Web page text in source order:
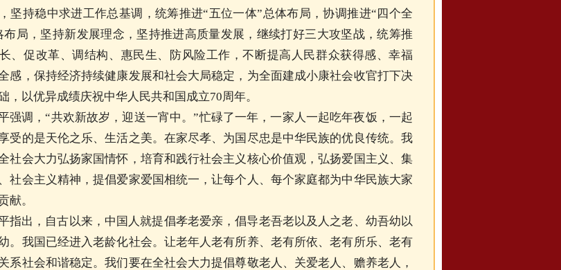
坚持稳中求进工作总基调，统筹推进“五位一体”总体布局，协调推进“四个全
布局，坚持新发展理念，坚持推进高质量发展，继续打好三大攻坚战，统筹推
、促改革、调结构、惠民生、防风险工作，不断提高人民群众获得感、幸福
感，保持经济持续健康发展和社会大局稳定，为全面建成小康社会收官打下决
，以优异成绩庆祝中华人民共和国成立70周年。
强调，“共欢新故岁，迎送一宵中。”忙碌了一年，一家人一起吃年夜饭，一起
受的是天伦之乐、生活之美。在家尽孝、为国尽忠是中华民族的优良传统。我
社会大力弘扬家国情怀，培育和践行社会主义核心价值观，弘扬爱国主义、集
社会主义精神，提倡爱家爱国相统一，让每个人、每个家庭都为中华民族大家
献。
指出，自古以来，中国人就提倡孝老爱亲，倡导老吾老以及人之老、幼吾幼以
。我国已经进入老龄化社会。让老年人老有所养、老有所依、老有所乐、老有
系社会和谐稳定。我们要在全社会大力提倡尊敬老人、关爱老人、赡养老人，